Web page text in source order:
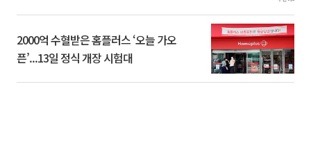
2000억 수혈받은 홈플러스 ‘오늘 가오
픈’...13일 정식 개장 시험대